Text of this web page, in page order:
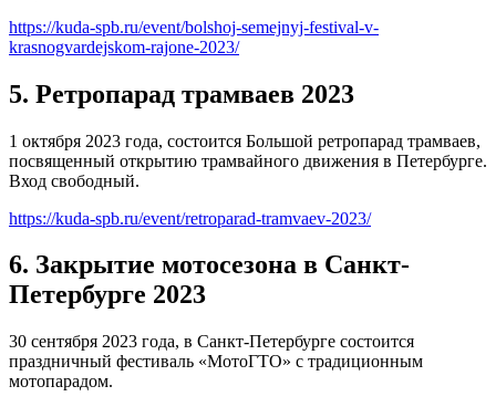
https://kuda-spb.ru/event/bolshoj-semejnyj-festival-v-
krasnogvardejskom-rajone-2023/
5. Ретропарад трамваев 2023
1 октября 2023 года, состоится Большой ретропарад трамваев,
посвященный открытию трамвайного движения в Петербурге.
Вход свободный.
https://kuda-spb.ru/event/retroparad-tramvaev-2023/
6. Закрытие мотосезона в Санкт-
Петербурге 2023
30 сентября 2023 года, в Санкт-Петербурге состоится
праздничный фестиваль «МотоГТО» с традиционным
мотопарадом.